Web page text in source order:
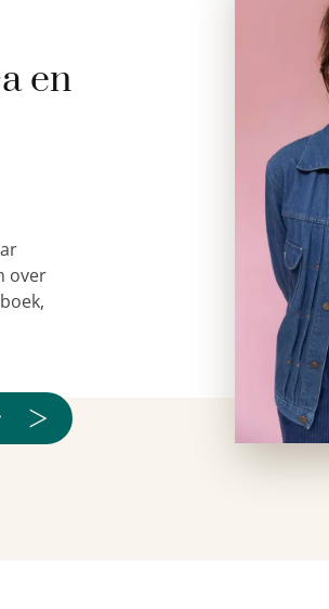
en
over
>